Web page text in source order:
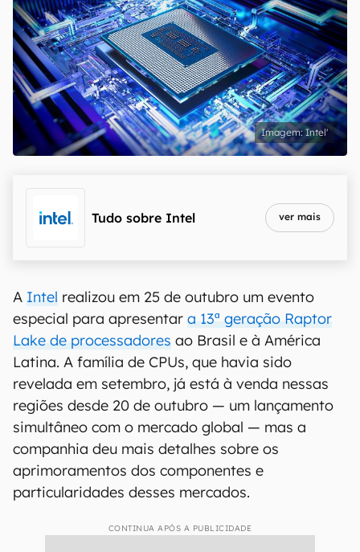
Intel'
Tudo sobre Intel ver mais
A Intel realizou em 25 de outubro um evento
especial para apresentar a 13ª geração Raptor
Lake de processadores ao Brasil e à América
Latina. A família de CPUs, que havia sido
revelada em setembro, já está à venda nessas
regiões desde 20 de outubro — um lançamento
simultâneo com o mercado global — mas a
companhia deu mais detalhes sobre os
aprimoramentos dos componentes e
particularidades desses mercados.
CONTINUA APÓS A PUBLICIDADE